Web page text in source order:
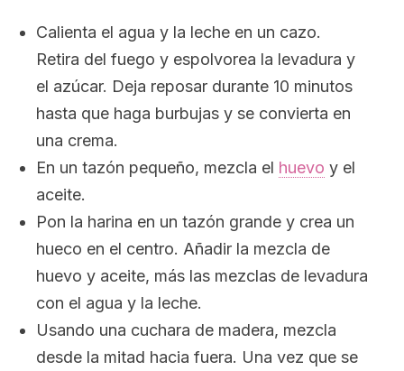
Calienta el agua y la leche en un cazo.
Retira del fuego y espolvorea la levadura y
el azúcar. Deja reposar durante 10 minutos
hasta que haga burbujas y se convierta en
una crema.
En un tazón pequeño, mezcla el huevo y el
aceite.
Pon la harina en un tazón grande y crea un
hueco en el centro. Añadir la mezcla de
huevo y aceite, más las mezclas de levadura
con el agua y la leche.
Usando una cuchara de madera, mezcla
desde la mitad hacia fuera. Una vez que se